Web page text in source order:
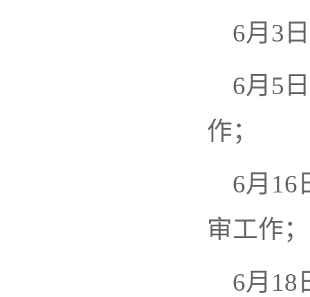
6月3
6月5
作；
6月16
审工作；
6月18